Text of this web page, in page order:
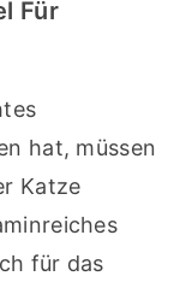
Für
hat, müssen
Katze
für das